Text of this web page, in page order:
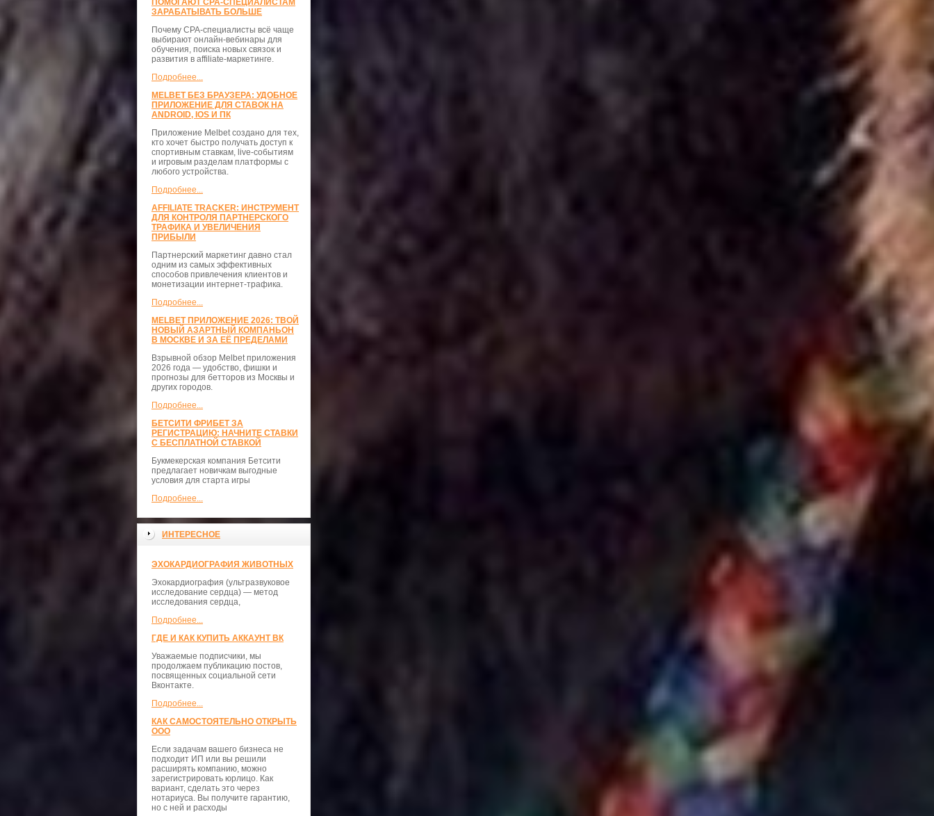
ПОМОГАЮТ CPA-СПЕЦИАЛИСТАМ
ЗАРАБАТЫВАТЬ БОЛЬШЕ
Почему CPA-специалисты всё чаще
выбирают онлайн-вебинары для
обучения, поиска новых связок и
развития в affiliate-маркетинге.
Подробнее...
MELBET БЕЗ БРАУЗЕРА: УДОБНОЕ
ПРИЛОЖЕНИЕ ДЛЯ СТАВОК НА
ANDROID, IOS И ПК
Приложение Melbet создано для тех,
кто хочет быстро получать доступ к
спортивным ставкам, live-событиям
и игровым разделам платформы с
любого устройства.
Подробнее...
AFFILIATE TRACKER: ИНСТРУМЕНТ
ДЛЯ КОНТРОЛЯ ПАРТНЕРСКОГО
ТРАФИКА И УВЕЛИЧЕНИЯ
ПРИБЫЛИ
Партнерский маркетинг давно стал
одним из самых эффективных
способов привлечения клиентов и
монетизации интернет-трафика.
Подробнее...
MELBET ПРИЛОЖЕНИЕ 2026: ТВОЙ
НОВЫЙ АЗАРТНЫЙ КОМПАНЬОН
В МОСКВЕ И ЗА ЕЁ ПРЕДЕЛАМИ
Взрывной обзор Melbet приложения
2026 года — удобство, фишки и
прогнозы для бетторов из Москвы и
других городов.
Подробнее...
БЕТСИТИ ФРИБЕТ ЗА
РЕГИСТРАЦИЮ: НАЧНИТЕ СТАВКИ
С БЕСПЛАТНОЙ СТАВКОЙ
Букмекерская компания Бетсити
предлагает новичкам выгодные
условия для старта игры
Подробнее...
ИНТЕРЕСНОЕ
ЭХОКАРДИОГРАФИЯ ЖИВОТНЫХ
Эхокардиография (ультразвуковое
исследование сердца) — метод
исследования сердца,
Подробнее...
ГДЕ И КАК КУПИТЬ АККАУНТ ВК
Уважаемые подписчики, мы
продолжаем публикацию постов,
посвященных социальной сети
Вконтакте.
Подробнее...
КАК САМОСТОЯТЕЛЬНО ОТКРЫТЬ
ООО
Если задачам вашего бизнеса не
подходит ИП или вы решили
расширять компанию, можно
зарегистрировать юрлицо. Как
вариант, сделать это через
нотариуса. Вы получите гарантию,
но с ней и расходы